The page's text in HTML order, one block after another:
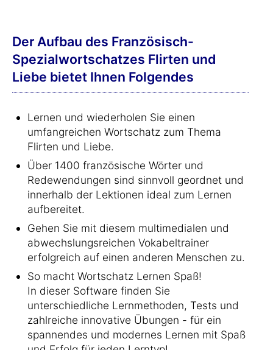
Der Aufbau des Französisch-
Spezialwortschatzes Flirten und
Liebe bietet Ihnen Folgendes
Lernen und wiederholen Sie einen
umfangreichen Wortschatz zum Thema
Flirten und Liebe.
Über 1400 französische Wörter und
Redewendungen sind sinnvoll geordnet und
innerhalb der Lektionen ideal zum Lernen
aufbereitet.
Gehen Sie mit diesem multimedialen und
abwechslungsreichen Vokabeltrainer
erfolgreich auf einen anderen Menschen zu.
So macht Wortschatz Lernen Spaß!
In dieser Software finden Sie
unterschiedliche Lernmethoden, Tests und
zahlreiche innovative Übungen - für ein
spannendes und modernes Lernen mit Spaß